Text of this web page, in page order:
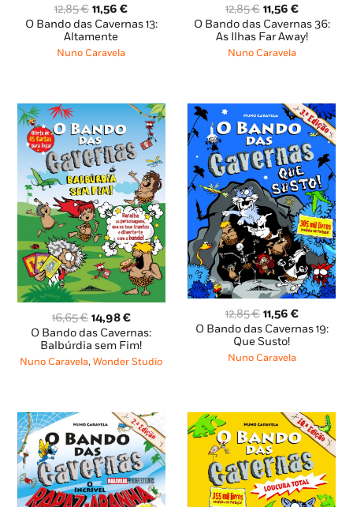
12,85€ O
preço
original
era:
11,56€O
preço
O Bando das Cavernas 13:
Altamente
Nuno Caravela
12,85€ O
preço
original
era:
11,56 €O
preço
atual
O Bando das Cavernas 36:
As Ilhas Far Away!
Nuno Caravela
16,65€ O
preço
original
era:
14,98€O
preço
atual
é:
O Bando das Cavernas:
Balbúrdia sem Fim!
Nuno Caravela,Wonder Studio
12,85€ O
preço
original
era:
11,56 €O
preço
O Bando das Cavernas 19:
Que Susto!
Nuno Caravela